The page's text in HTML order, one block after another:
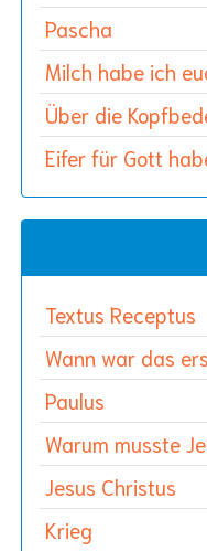
Pascha
Milch habe ich
Über die
Eifer für Gott
Textus Receptus
Wann war das
Paulus
Warum musste
Jesus Christus
Krieg